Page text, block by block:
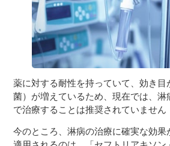
薬に対する耐性を持っていて、効き目
菌）が増えているため、現在では、淋
で治療することは推奨されていません
今のところ、淋病の治療に確実な効果